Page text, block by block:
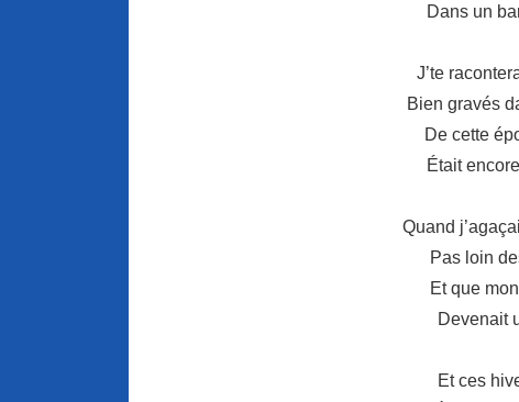
Dans un
J’te
Bien gravés
De cette
Était
Quand
Pas loin
Et que
Devenait
Et ces